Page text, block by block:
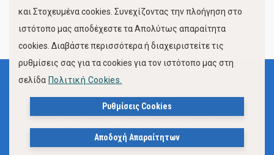
FOLLOW US
Όροι Χρήσης
Πολιτική Προστασίας Προσωπικών Δεδομένων
Πολιτική Cookies
και Στοχευμένα cookies. Συνεχίζοντας την πλοήγηση στο
ιστότοπο μας αποδέχεστε τα Απολύτως απαραίτητα
cookies. Διαβάστε περισσότερα ή διαχειριστείτε τις
ρυθμίσεις σας για τα cookies για τον ιστότοπο μας στη
σελίδα Πολιτική Cookies.
Ρυθμίσεις Cookies
Αποδοχή Απαραίτητων